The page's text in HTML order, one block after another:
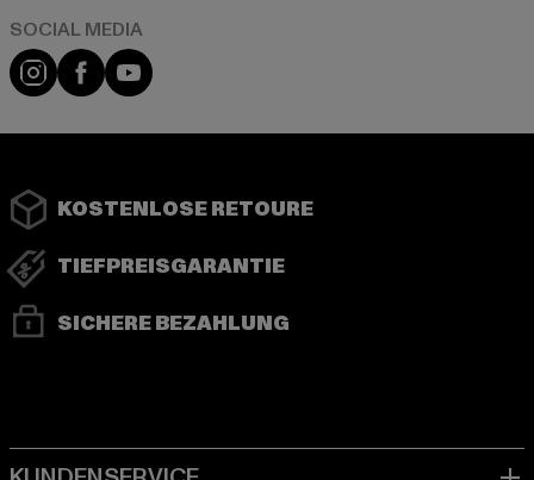
Instagram
FacebookYouTube
KOSTENLOSE RETOURE
TIEFPREISGARANTIE
SICHERE BEZAHLUNG